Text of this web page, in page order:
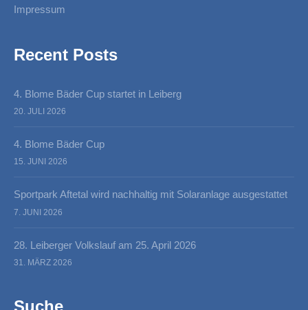
Impressum
Recent Posts
4. Blome Bäder Cup startet in Leiberg
20. JULI 2026
4. Blome Bäder Cup
15. JUNI 2026
Sportpark Aftetal wird nachhaltig mit Solaranlage ausgestattet
7. JUNI 2026
28. Leiberger Volkslauf am 25. April 2026
31. MÄRZ 2026
Suche